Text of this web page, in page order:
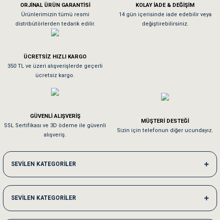
As**** Tu******
Tavşanım kafesinin kalitesine ve paketlemesine bayıldım
Sa**** On******
Kedilerim beğeniyorlar. Memnunuz. Uygun fiyatta olması iyi.
Me***** Ya******
Akşam verdiğim sipariş bir sonraki gün elime ulaştı. Jack russell köpeğim
ORJİNAL ÜRÜN GARANTİSİ
Ürünlerimizin tümü resmi
distribütörlerden tedarik edilir.
KOLAY İADE & DEĞİŞİM
14 gün içerisinde iade edebilir veya
değiştirebilirsiniz.
ÜCRETSİZ HIZLI KARGO
350 TL ve üzeri alışverişlerde geçerli
ücretsiz kargo.
GÜVENLİ ALIŞVERİŞ
SSL Sertifikası ve 3D ödeme ile güvenli
alışveriş.
MÜŞTERİ DESTEĞİ
Sizin için telefonun diğer ucundayız.
SEVİLEN KATEGORİLER
SEVİLEN KATEGORİLER